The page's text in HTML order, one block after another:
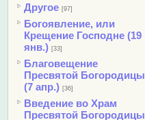
Другое [97]
Богоявление, или
Крещение Господне (19
янв.) [33]
Благовещение
Пресвятой Богородицы
(7 апр.) [36]
Введение во Храм
Пресвятой Богородицы